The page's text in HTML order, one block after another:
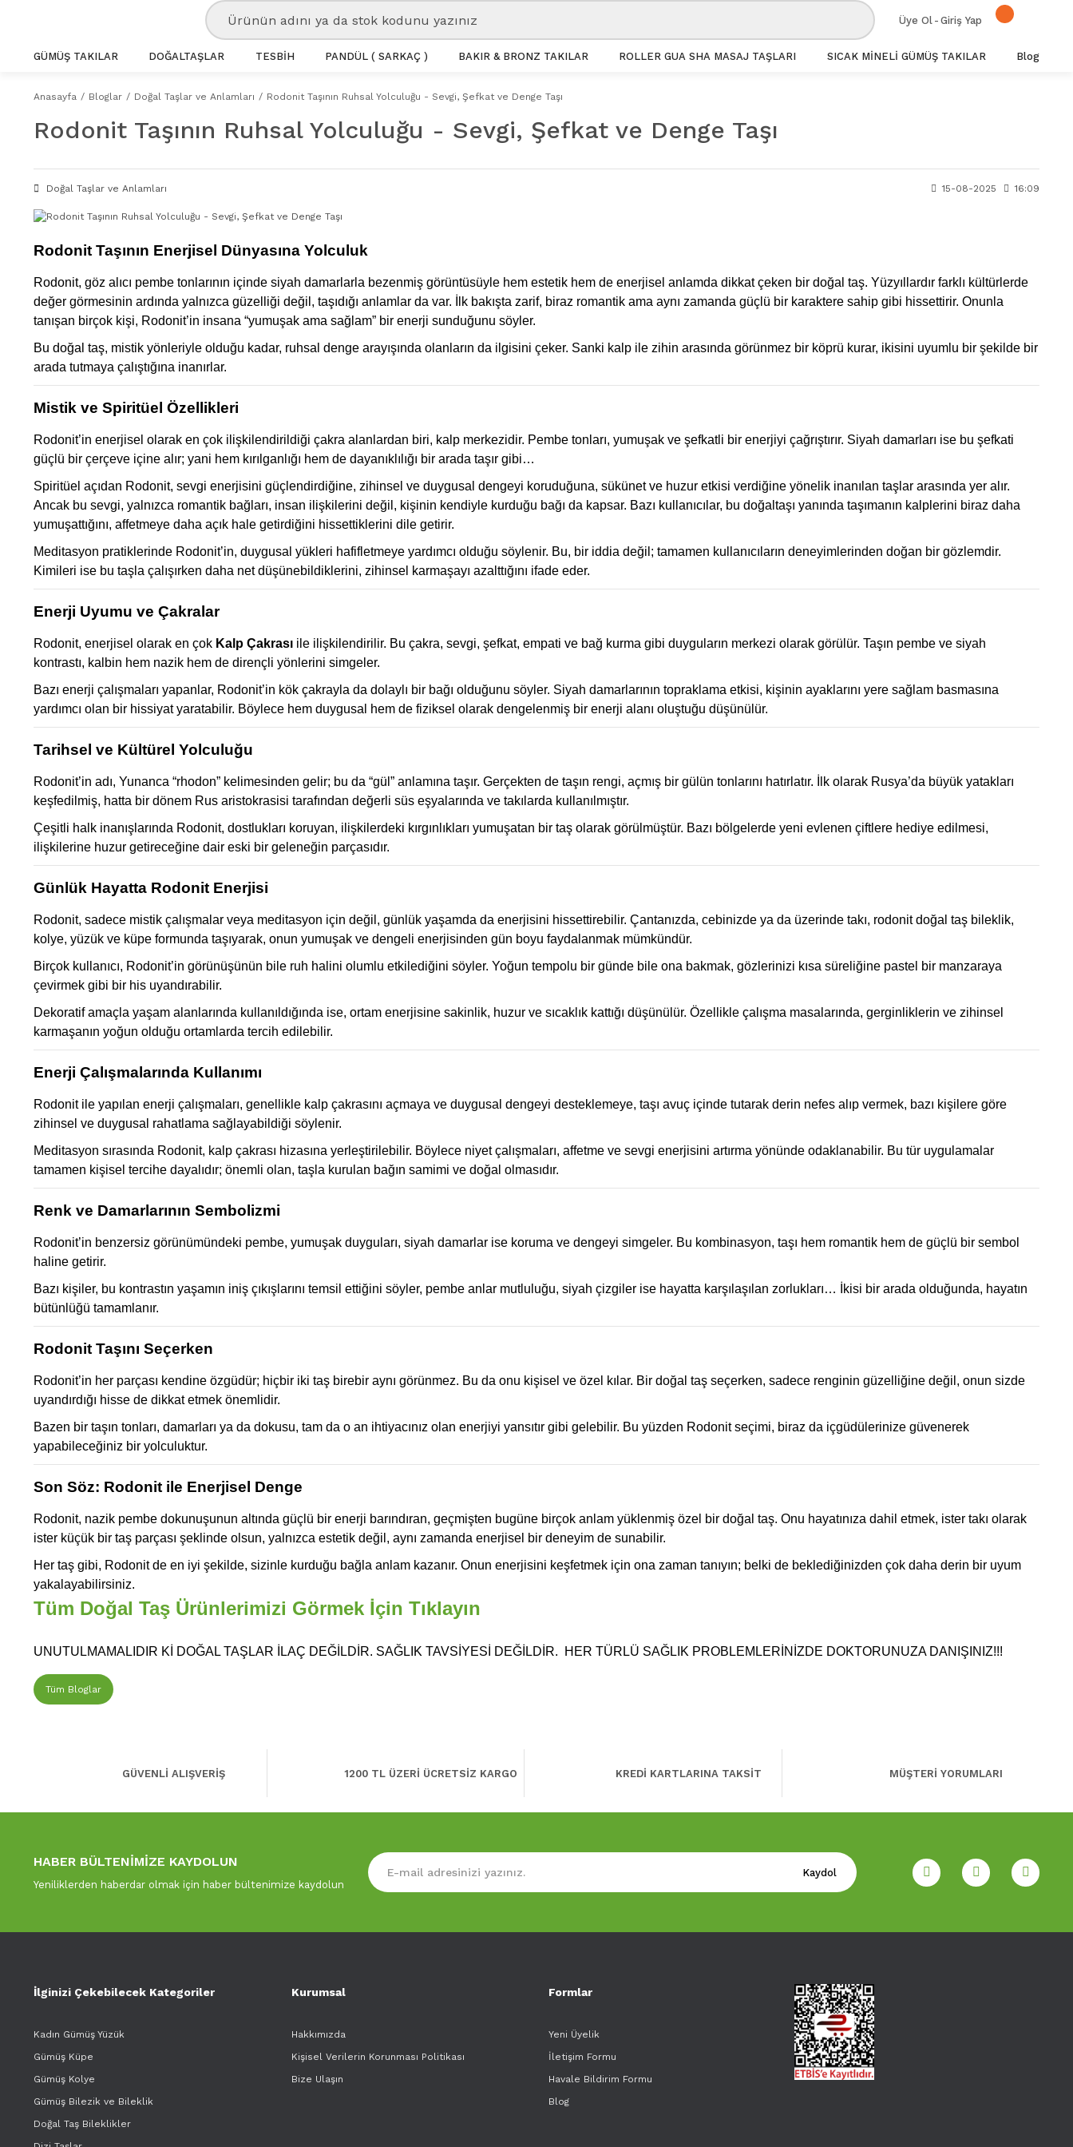
Üye Ol - Giriş Yap
GÜMÜŞ TAKILAR DOĞALTAŞLAR TESBİH PANDÜL ( SARKAÇ ) BAKIR & BRONZ TAKILAR ROLLER GUA SHA MASAJ TAŞLARI SICAK MİNELİ GÜMÜŞ TAKILAR Blog
Anasayfa Bloglar Doğal Taşlar ve Anlamları Rodonit Taşının Ruhsal Yolculuğu - Sevgi, Şefkat ve Denge Taşı
Rodonit Taşının Ruhsal Yolculuğu - Sevgi, Şefkat ve Denge Taşı
Doğal Taşlar ve Anlamları 15-08-2025 16:09
Rodonit Taşının Enerjisel Dünyasına Yolculuk
Rodonit, göz alıcı pembe tonlarının içinde siyah damarlarla bezenmiş görüntüsüyle hem estetik hem de enerjisel anlamda dikkat çeken bir doğal taş. Yüzyıllardır farklı kültürlerde
değer görmesinin ardında yalnızca güzelliği değil, taşıdığı anlamlar da var. İlk bakışta zarif, biraz romantik ama aynı zamanda güçlü bir karaktere sahip gibi hissettirir. Onunla
tanışan birçok kişi, Rodonit’in insana “yumuşak ama sağlam” bir enerji sunduğunu söyler.
Bu doğal taş, mistik yönleriyle olduğu kadar, ruhsal denge arayışında olanların da ilgisini çeker. Sanki kalp ile zihin arasında görünmez bir köprü kurar, ikisini uyumlu bir şekilde bir
arada tutmaya çalıştığına inanırlar.
Mistik ve Spiritüel Özellikleri
Rodonit’in enerjisel olarak en çok ilişkilendirildiği çakra alanlardan biri, kalp merkezidir. Pembe tonları, yumuşak ve şefkatli bir enerjiyi çağrıştırır. Siyah damarları ise bu şefkati
güçlü bir çerçeve içine alır; yani hem kırılganlığı hem de dayanıklılığı bir arada taşır gibi…
Spiritüel açıdan Rodonit, sevgi enerjisini güçlendirdiğine, zihinsel ve duygusal dengeyi koruduğuna, sükünet ve huzur etkisi verdiğine yönelik inanılan taşlar arasında yer alır.
Ancak bu sevgi, yalnızca romantik bağları, insan ilişkilerini değil, kişinin kendiyle kurduğu bağı da kapsar. Bazı kullanıcılar, bu doğaltaşı yanında taşımanın kalplerini biraz daha
yumuşattığını, affetmeye daha açık hale getirdiğini hissettiklerini dile getirir.
Meditasyon pratiklerinde Rodonit’in, duygusal yükleri hafifletmeye yardımcı olduğu söylenir. Bu, bir iddia değil; tamamen kullanıcıların deneyimlerinden doğan bir gözlemdir.
Kimileri ise bu taşla çalışırken daha net düşünebildiklerini, zihinsel karmaşayı azalttığını ifade eder.
Enerji Uyumu ve Çakralar
Rodonit, enerjisel olarak en çok Kalp Çakrası ile ilişkilendirilir. Bu çakra, sevgi, şefkat, empati ve bağ kurma gibi duyguların merkezi olarak görülür. Taşın pembe ve siyah
kontrastı, kalbin hem nazik hem de dirençli yönlerini simgeler.
Bazı enerji çalışmaları yapanlar, Rodonit’in kök çakrayla da dolaylı bir bağı olduğunu söyler. Siyah damarlarının topraklama etkisi, kişinin ayaklarını yere sağlam basmasına
yardımcı olan bir hissiyat yaratabilir. Böylece hem duygusal hem de fiziksel olarak dengelenmiş bir enerji alanı oluştuğu düşünülür.
Tarihsel ve Kültürel Yolculuğu
Rodonit’in adı, Yunanca “rhodon” kelimesinden gelir; bu da “gül” anlamına taşır. Gerçekten de taşın rengi, açmış bir gülün tonlarını hatırlatır. İlk olarak Rusya’da büyük yatakları
keşfedilmiş, hatta bir dönem Rus aristokrasisi tarafından değerli süs eşyalarında ve takılarda kullanılmıştır.
Çeşitli halk inanışlarında Rodonit, dostlukları koruyan, ilişkilerdeki kırgınlıkları yumuşatan bir taş olarak görülmüştür. Bazı bölgelerde yeni evlenen çiftlere hediye edilmesi,
ilişkilerine huzur getireceğine dair eski bir geleneğin parçasıdır.
Günlük Hayatta Rodonit Enerjisi
Rodonit, sadece mistik çalışmalar veya meditasyon için değil, günlük yaşamda da enerjisini hissettirebilir. Çantanızda, cebinizde ya da üzerinde takı, rodonit doğal taş bileklik,
kolye, yüzük ve küpe formunda taşıyarak, onun yumuşak ve dengeli enerjisinden gün boyu faydalanmak mümkündür.
Birçok kullanıcı, Rodonit’in görünüşünün bile ruh halini olumlu etkilediğini söyler. Yoğun tempolu bir günde bile ona bakmak, gözlerinizi kısa süreliğine pastel bir manzaraya
çevirmek gibi bir his uyandırabilir.
Dekoratif amaçla yaşam alanlarında kullanıldığında ise, ortam enerjisine sakinlik, huzur ve sıcaklık kattığı düşünülür. Özellikle çalışma masalarında, gerginliklerin ve zihinsel
karmaşanın yoğun olduğu ortamlarda tercih edilebilir.
Enerji Çalışmalarında Kullanımı
Rodonit ile yapılan enerji çalışmaları, genellikle kalp çakrasını açmaya ve duygusal dengeyi desteklemeye, taşı avuç içinde tutarak derin nefes alıp vermek, bazı kişilere göre
zihinsel ve duygusal rahatlama sağlayabildiği söylenir.
Meditasyon sırasında Rodonit, kalp çakrası hizasına yerleştirilebilir. Böylece niyet çalışmaları, affetme ve sevgi enerjisini artırma yönünde odaklanabilir. Bu tür uygulamalar
tamamen kişisel tercihe dayalıdır; önemli olan, taşla kurulan bağın samimi ve doğal olmasıdır.
Renk ve Damarlarının Sembolizmi
Rodonit’in benzersiz görünümündeki pembe, yumuşak duyguları, siyah damarlar ise koruma ve dengeyi simgeler. Bu kombinasyon, taşı hem romantik hem de güçlü bir sembol
haline getirir.
Bazı kişiler, bu kontrastın yaşamın iniş çıkışlarını temsil ettiğini söyler, pembe anlar mutluluğu, siyah çizgiler ise hayatta karşılaşılan zorlukları… İkisi bir arada olduğunda, hayatın
bütünlüğü tamamlanır.
Rodonit Taşını Seçerken
Rodonit’in her parçası kendine özgüdür; hiçbir iki taş birebir aynı görünmez. Bu da onu kişisel ve özel kılar. Bir doğal taş seçerken, sadece renginin güzelliğine değil, onun sizde
uyandırdığı hisse de dikkat etmek önemlidir.
Bazen bir taşın tonları, damarları ya da dokusu, tam da o an ihtiyacınız olan enerjiyi yansıtır gibi gelebilir. Bu yüzden Rodonit seçimi, biraz da içgüdülerinize güvenerek
yapabileceğiniz bir yolculuktur.
Son Söz: Rodonit ile Enerjisel Denge
Rodonit, nazik pembe dokunuşunun altında güçlü bir enerji barındıran, geçmişten bugüne birçok anlam yüklenmiş özel bir doğal taş. Onu hayatınıza dahil etmek, ister takı olarak
ister küçük bir taş parçası şeklinde olsun, yalnızca estetik değil, aynı zamanda enerjisel bir deneyim de sunabilir.
Her taş gibi, Rodonit de en iyi şekilde, sizinle kurduğu bağla anlam kazanır. Onun enerjisini keşfetmek için ona zaman tanıyın; belki de beklediğinizden çok daha derin bir uyum
yakalayabilirsiniz.
Tüm Doğal Taş Ürünlerimizi Görmek İçin Tıklayın
UNUTULMAMALIDIR Kİ DOĞAL TAŞLAR İLAÇ DEĞİLDİR. SAĞLIK TAVSİYESİ DEĞİLDİR. HER TÜRLÜ SAĞLIK PROBLEMLERİNİZDE DOKTORUNUZA DANIŞINIZ!!!
Tüm Bloglar
GÜVENLİ ALIŞVERİŞ 1200 TL ÜZERİ ÜCRETSİZ KARGO KREDİ KARTLARINA TAKSİT MÜŞTERİ YORUMLARI
HABER BÜLTENİMİZE KAYDOLUN
Yeniliklerden haberdar olmak için haber bültenimize kaydolun
Kaydol
İlginizi Çekebilecek Kategoriler
Kadın Gümüş Yüzük
Gümüş Küpe
Gümüş Kolye
Gümüş Bilezik ve Bileklik
Doğal Taş Bileklikler
Kurumsal
Hakkımızda
Kişisel Verilerin Korunması Politikası
Bize Ulaşın
Formlar
Yeni Üyelik
İletişim Formu
Havale Bildirim Formu
Blog